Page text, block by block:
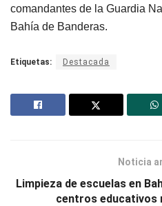
comandantes de la Guardia
Bahía de Banderas.
Etiquetas: Destacada
Noticia
Limpieza de escuelas en
centros educativos